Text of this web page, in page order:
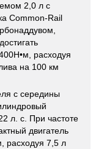
2,0 л с
Common-Rail
расходуя
на 100 км
с середины
л. с. При частоте
двигатель
расходуя 7,5 л